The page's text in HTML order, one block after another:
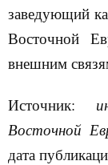
заведующий
Восточной
внешним
Источник:
Восточной
дата